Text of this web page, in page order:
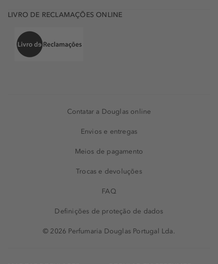
LIVRO DE RECLAMAÇÕES ONLINE
Contatar a Douglas online
Envios e entregas
Meios de pagamento
Trocas e devoluções
FAQ
Definições de proteção de dados
© 2026 Perfumaria Douglas Portugal Lda.